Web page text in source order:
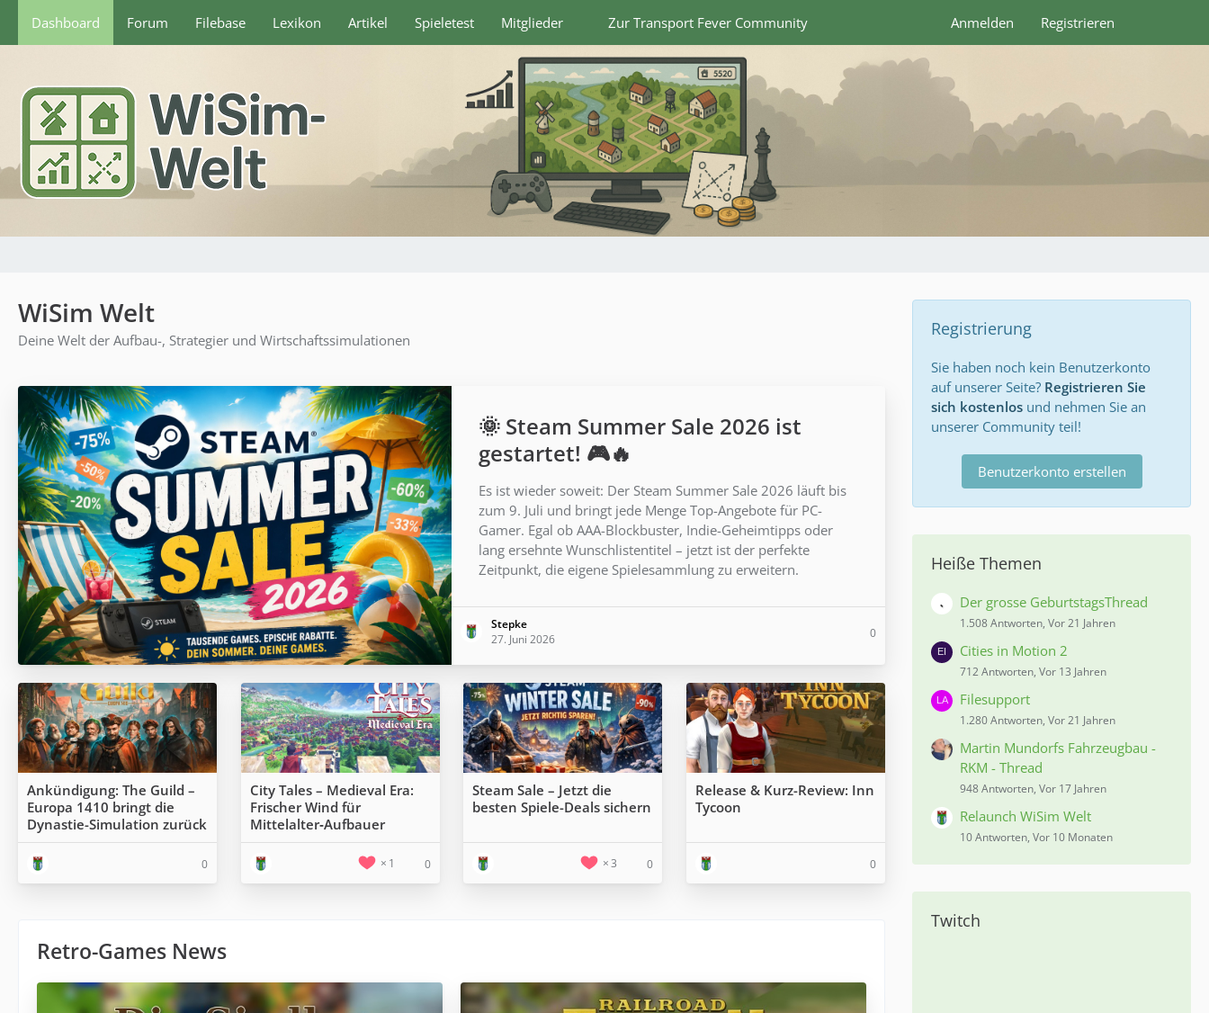
Dashboard Forum Filebase Lexikon Artikel Spieletest Mitglieder Zur Transport Fever Community Anmelden Registrieren
WiSim Welt
Deine Welt der Aufbau-, Strategier und Wirtschaftssimulationen
🌞 Steam Summer Sale 2026 ist
gestartet! 🎮🔥
Es ist wieder soweit: Der Steam Summer Sale 2026 läuft bis
zum 9. Juli und bringt jede Menge Top-Angebote für PC-
Gamer. Egal ob AAA-Blockbuster, Indie-Geheimtipps oder
lang ersehnte Wunschlistentitel – jetzt ist der perfekte
Zeitpunkt, die eigene Spielesammlung zu erweitern.
Stepke
27. Juni 2026
0
Ankündigung: The Guild –
Europa 1410 bringt die
Dynastie-Simulation zurück
0
City Tales – Medieval Era:
Frischer Wind für
Mittelalter‑Aufbauer
1 0
Steam Sale – Jetzt die
besten Spiele-Deals sichern
3 0
Release & Kurz-Review: Inn
Tycoon
0
Retro-Games News
Registrierung
Sie haben noch kein Benutzerkonto
auf unserer Seite? Registrieren Sie
sich kostenlos und nehmen Sie an
unserer Community teil!
Benutzerkonto erstellen
Heiße Themen
Der grosse GeburtstagsThread
1.508 Antworten, Vor 21 Jahren
Cities in Motion 2
712 Antworten, Vor 13 Jahren
Filesupport
1.280 Antworten, Vor 21 Jahren
Martin Mundorfs Fahrzeugbau -
RKM - Thread
948 Antworten, Vor 17 Jahren
Relaunch WiSim Welt
10 Antworten, Vor 10 Monaten
Twitch